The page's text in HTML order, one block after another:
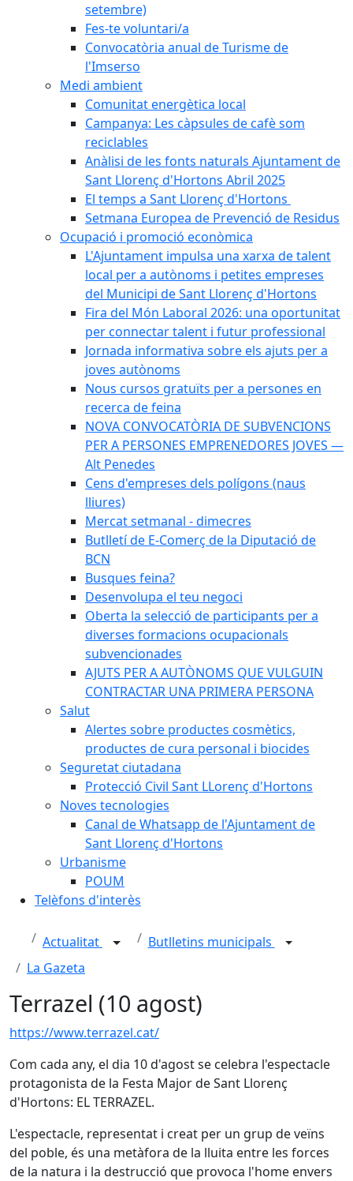
setembre)
Fes-te voluntari/a
Convocatòria anual de Turisme de
l'Imserso
Medi ambient
Comunitat energètica local
Campanya: Les càpsules de cafè som
reciclables
Anàlisi de les fonts naturals Ajuntament de
Sant Llorenç d'Hortons Abril 2025
El temps a Sant Llorenç d'Hortons
Setmana Europea de Prevenció de Residus
Ocupació i promoció econòmica
L'Ajuntament impulsa una xarxa de talent
local per a autònoms i petites empreses
del Municipi de Sant Llorenç d'Hortons
Fira del Món Laboral 2026: una oportunitat
per connectar talent i futur professional
Jornada informativa sobre els ajuts per a
joves autònoms
Nous cursos gratuïts per a persones en
recerca de feina
NOVA CONVOCATÒRIA DE SUBVENCIONS
PER A PERSONES EMPRENEDORES JOVES —
Alt Penedes
Cens d'empreses dels polígons (naus
lliures)
Mercat setmanal - dimecres
Butlletí de E-Comerç de la Diputació de
BCN
Busques feina?
Desenvolupa el teu negoci
Oberta la selecció de participants per a
diverses formacions ocupacionals
subvencionades
AJUTS PER A AUTÒNOMS QUE VULGUIN
CONTRACTAR UNA PRIMERA PERSONA
Salut
Alertes sobre productes cosmètics,
productes de cura personal i biocides
Seguretat ciutadana
Protecció Civil Sant LLorenç d'Hortons
Noves tecnologies
Canal de Whatsapp de l'Ajuntament de
Sant Llorenç d'Hortons
Urbanisme
POUM
Telèfons d'interès
Actualitat
Butlletins municipals
La Gazeta
Terrazel (10 agost)
https://www.terrazel.cat/
Com cada any, el dia 10 d'agost se celebra l'espectacle
protagonista de la Festa Major de Sant Llorenç
d'Hortons: EL TERRAZEL.
L'espectacle, representat i creat per un grup de veïns
del poble, és una metàfora de la lluita entre les forces
de la natura i la destrucció que provoca l'home envers